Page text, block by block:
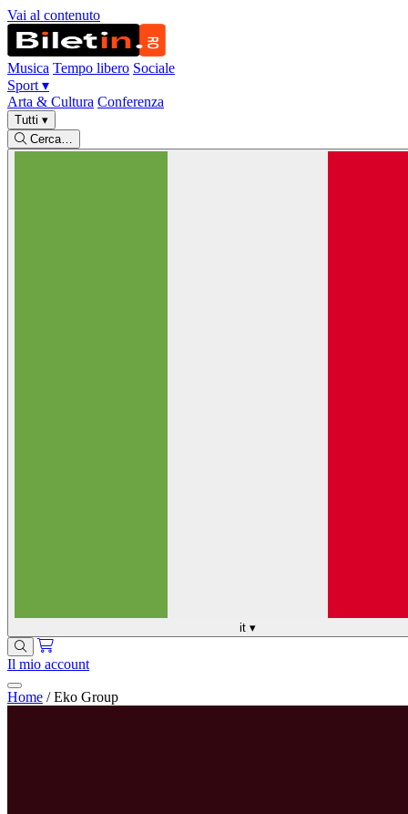
Vai al contenuto
Musica Tempo libero Sociale
Sport ▾
Arta & Cultura Conferenza
Tutti ▾
Cerca…
it ▾
Il mio account
Home / Eko Group